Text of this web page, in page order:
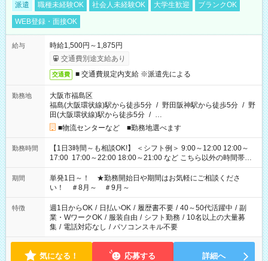
派遣 職種未経験OK 社会人未経験OK 大学生歓迎
ブランクOK
WEB登録・面接OK
給与
時給1,500円～1,875円
交通費別途支給あり
交通費 ■ 交通費規定内支給 ※派遣先による
勤務地
大阪市福島区
福島(大阪環状線)駅から徒歩5分 / 野田阪神駅から徒歩5分 / 野
田(大阪環状線)駅から徒歩5分 / …
■物流センターなど ■勤務地選べます
勤務時間
【1日3時間～も相談OK!】 ＜シフト例＞ 9:00～12:00 12:00～
17:00 17:00～22:00 18:00～21:00 など こちら以外の時間帯も
お気軽にご相談ください！
期間
単発1日～！ ★勤務開始日や期間はお気軽にご相談くださ
い！ ＃8月～ ＃9月～
特徴 週1日からOK / 日払いOK / 履歴書不要 / 40～50代活躍中 / 副
業・WワークOK / 服装自由 / シフト勤務 / 10名以上の大量募
集 / 電話対応なし / パソコンスキル不要
気になる！ 応募する 詳細へ